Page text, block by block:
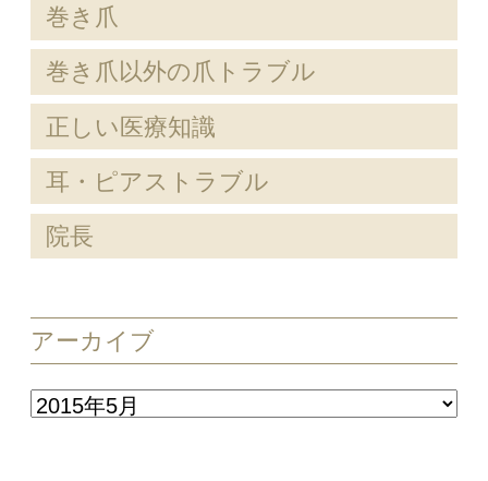
巻き爪
巻き爪以外の爪トラブル
正しい医療知識
耳・ピアストラブル
院長
アーカイブ